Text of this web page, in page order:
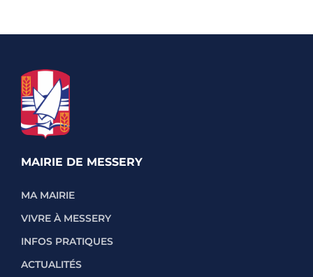
MAIRIE DE MESSERY
MA MAIRIE
VIVRE À MESSERY
INFOS PRATIQUES
ACTUALITÉS